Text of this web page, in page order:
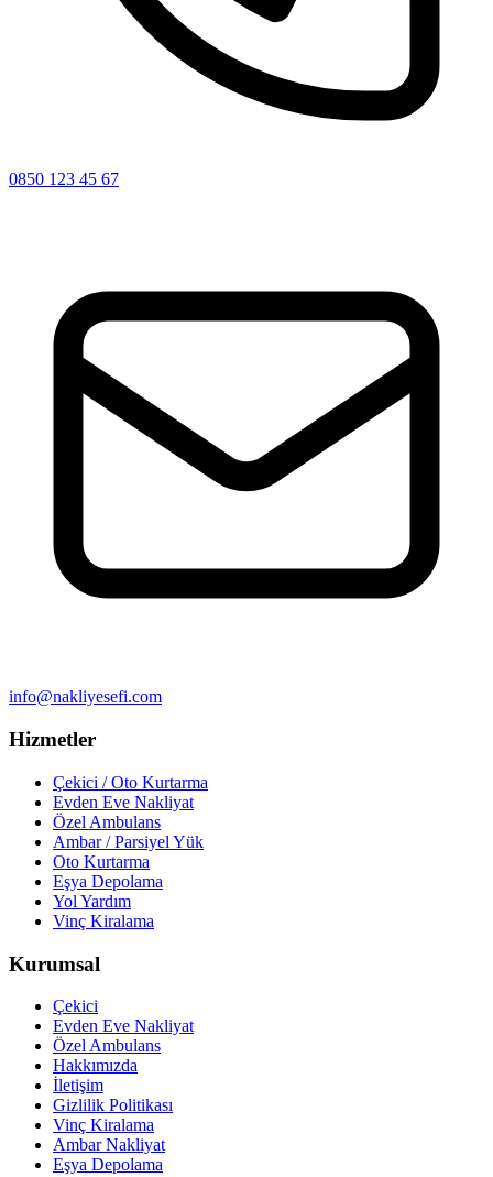
0850 123 45 67
info@nakliyesefi.com
Hizmetler
Çekici / Oto Kurtarma
Evden Eve Nakliyat
Özel Ambulans
Ambar / Parsiyel Yük
Oto Kurtarma
Eşya Depolama
Yol Yardım
Vinç Kiralama
Kurumsal
Çekici
Evden Eve Nakliyat
Özel Ambulans
Hakkımızda
İletişim
Gizlilik Politikası
Vinç Kiralama
Ambar Nakliyat
Eşya Depolama